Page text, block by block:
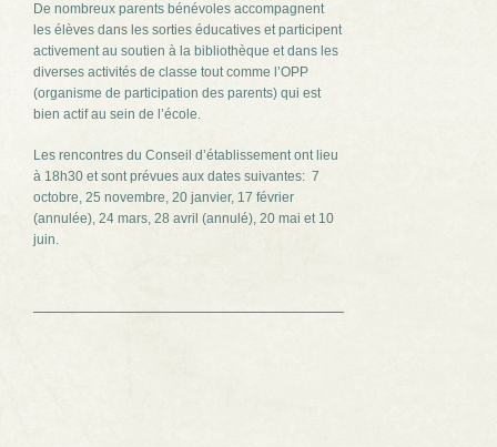
De nombreux parents bénévoles accompagnent
les élèves dans les sorties éducatives et participent
activement au soutien à la bibliothèque et dans les
diverses activités de classe tout comme l’OPP
(organisme de participation des parents) qui est
bien actif au sein de l’école.
Les rencontres du Conseil d’établissement ont lieu
à 18h30 et sont prévues aux dates suivantes: 7
octobre, 25 novembre, 20 janvier, 17 février
(annulée), 24 mars, 28 avril (annulé), 20 mai et 10
juin.